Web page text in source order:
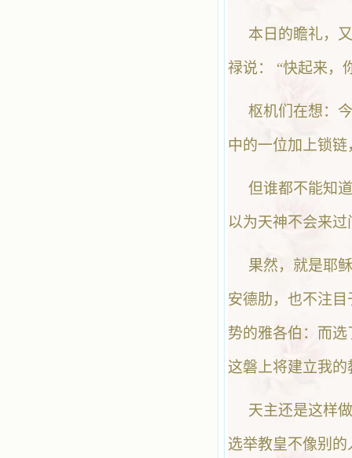
本日的瞻礼，
禄说： “快起来，
枢机们在想：
中的一位加上锁
但谁都不能知
以为天神不会来
果然，就是耶
安德肋，也不注
势的雅各伯：而
这磐上将建立我的
天主还是这样
选举教皇不像别